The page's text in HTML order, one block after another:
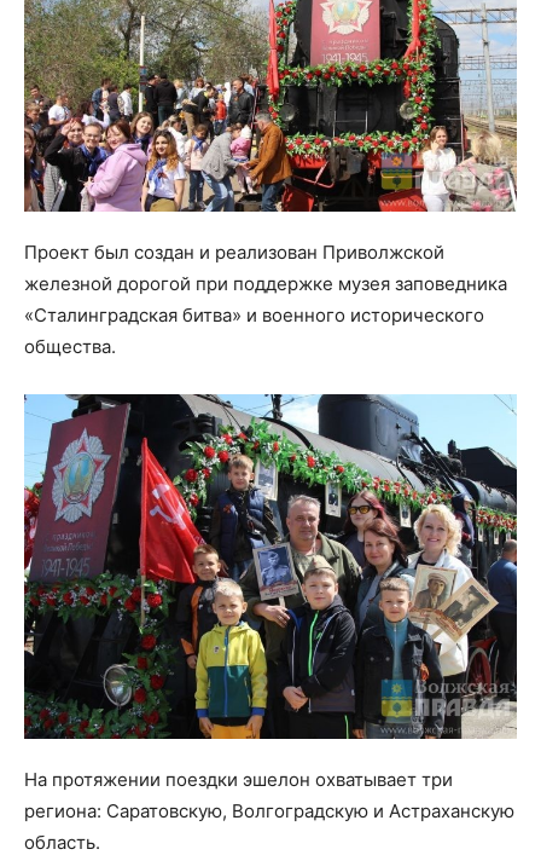
Проект был создан и реализован Приволжской
железной дорогой при поддержке музея заповедника
«Сталинградская битва» и военного исторического
общества.
На протяжении поездки эшелон охватывает три
региона: Саратовскую, Волгоградскую и Астраханскую
область.